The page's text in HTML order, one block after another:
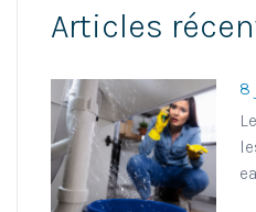
Articles
8